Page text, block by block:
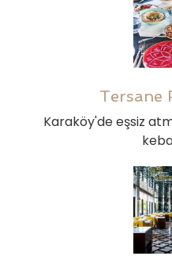
Tersane
Karaköy'de eşsiz